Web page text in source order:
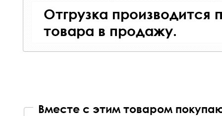
Отгрузка производится
товара в продажу.
Вместе с этим товаром